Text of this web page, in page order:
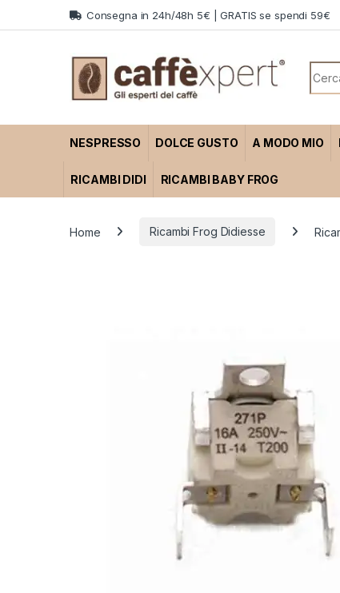
Skip to navigation
Skip to content Consegna in 24h/48h 5€ | GRATIS se spendi 59€
NESPRESSO DOLCE GUSTO A MODO MIO
RICAMBI DIDI RICAMBI BABY FROG
Home Ricambi Frog Didiesse